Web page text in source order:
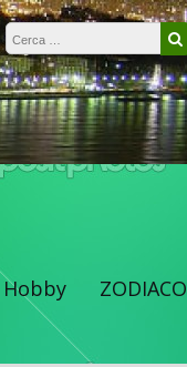
Ricerca per:
Hobby
ZODIACO